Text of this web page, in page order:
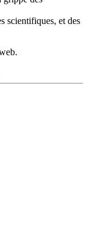
scientifiques, et des